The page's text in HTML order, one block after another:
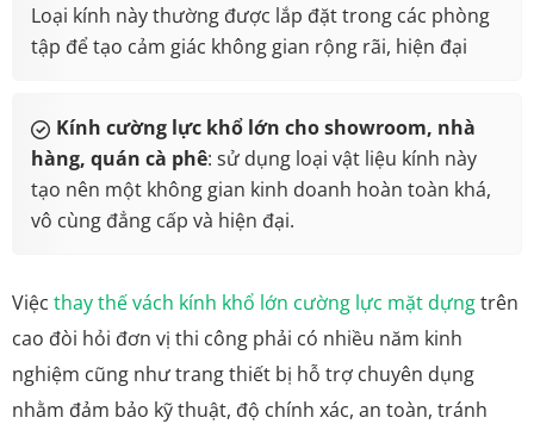
Loại kính này thường được lắp đặt trong các phòng
tập để tạo cảm giác không gian rộng rãi, hiện đại
Kính cường lực khổ lớn cho showroom, nhà
hàng, quán cà phê: sử dụng loại vật liệu kính này
tạo nên một không gian kinh doanh hoàn toàn khá,
vô cùng đẳng cấp và hiện đại.
Việc thay thế vách kính khổ lớn cường lực mặt dựngtrên
cao đòi hỏi đơn vị thi công phải có nhiều năm kinh
nghiệm cũng như trang thiết bị hỗ trợ chuyên dụng
nhằm đảm bảo kỹ thuật, độ chính xác, an toàn, tránh